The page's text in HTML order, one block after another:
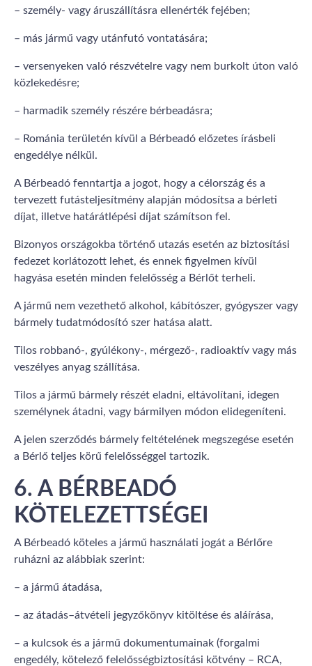
– személy- vagy áruszállításra ellenérték fejében;
– más jármű vagy utánfutó vontatására;
– versenyeken való részvételre vagy nem burkolt úton való
közlekedésre;
– harmadik személy részére bérbeadásra;
– Románia területén kívül a Bérbeadó előzetes írásbeli
engedélye nélkül.
A Bérbeadó fenntartja a jogot, hogy a célország és a
tervezett futásteljesítmény alapján módosítsa a bérleti
díjat, illetve határátlépési díjat számítson fel.
Bizonyos országokba történő utazás esetén az biztosítási
fedezet korlátozott lehet, és ennek figyelmen kívül
hagyása esetén minden felelősség a Bérlőt terheli.
A jármű nem vezethető alkohol, kábítószer, gyógyszer vagy
bármely tudatmódosító szer hatása alatt.
Tilos robbanó-, gyúlékony-, mérgező-, radioaktív vagy más
veszélyes anyag szállítása.
Tilos a jármű bármely részét eladni, eltávolítani, idegen
személynek átadni, vagy bármilyen módon elidegeníteni.
A jelen szerződés bármely feltételének megszegése esetén
a Bérlő teljes körű felelősséggel tartozik.
6. A BÉRBEADÓ
KÖTELEZETTSÉGEI
A Bérbeadó köteles a jármű használati jogát a Bérlőre
ruházni az alábbiak szerint:
– a jármű átadása,
– az átadás–átvételi jegyzőkönyv kitöltése és aláírása,
– a kulcsok és a jármű dokumentumainak (forgalmi
engedély, kötelező felelősségbiztosítási kötvény – RCA,